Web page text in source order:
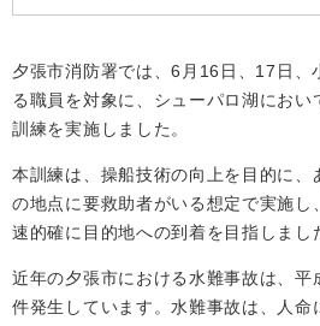
夕張市消防署では、6月16日、17日、
る職員を対象に、シューパロ湖にお
訓練を実施しました。
本訓練は、操船技術の向上を目的に
の地点に要救助者がいる想定で実施し
速的確に目的地への到着を目指しまし
近年の夕張市における水難事故は、
件発生しています。水難事故は、人命